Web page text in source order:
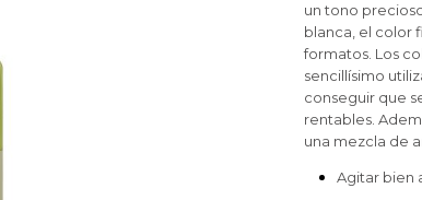
un tono
blanca, el color
formatos. Los
sencillísimo
conseguir que
rentables.
una mezcla de
Agitar bien